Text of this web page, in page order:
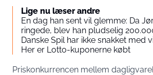
Lige nu læser andre
En dag han sent vil glemme: Da
ringede, blev han pludselig
Danske Spil har ikke snakket med
Her er Lotto-kuponerne købt
Priskonkurrencen mellem